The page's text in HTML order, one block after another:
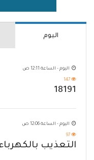
اليوم
اليوم - الساعة 12:11 ص
147
18191
اليوم - الساعة 12:06 ص
97
التعذيب بالكهرباء